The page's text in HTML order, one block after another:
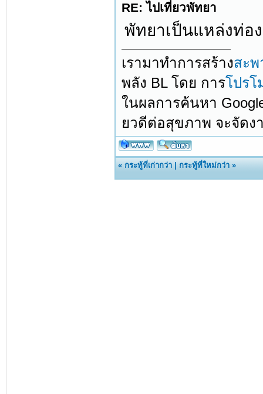
RE: ไปเที่ยวพัทยา
พัทยาเป็นแหล่งท่อ
เรามาทำการสร้างสะ
พลัง BL โดย การโปรโ
ในผลการค้นหา
ยวดีต่อสุขภาพ จะจัดง
«กระทู้ที่เก่ากว่า |กระทู้ที่ใหม่กว่า »